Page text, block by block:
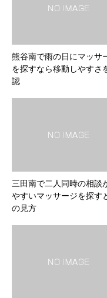
熊谷南で雨の日にマッサ
を探すなら移動しやすさ
認
三田南で二人同時の相談
やすいマッサージを探す
の見方